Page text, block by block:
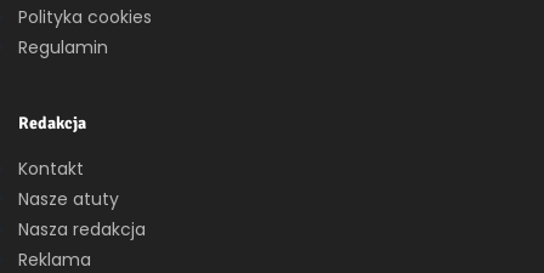
Polityka cookies
Regulamin
Redakcja
Kontakt
Nasze atuty
Nasza redakcja
Reklama